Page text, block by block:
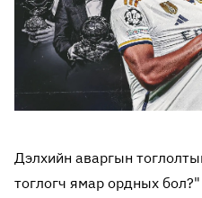
Дэлхийн аваргын
тоглогч ямар ордных